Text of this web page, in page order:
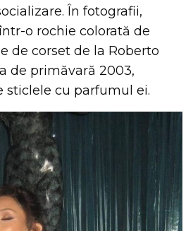
În fotografii,
o rochie colorată de
de corset de la Roberto
de primăvară 2003,
sticlele cu parfumul ei.